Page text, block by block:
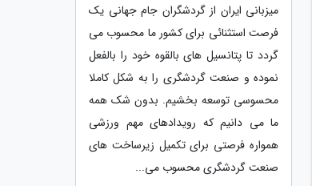
میزبانی ایران از گردشگران جام جهانی یک
فرصت استثنائی برای کشور ما محسوب می
گردد تا پتانسیل های بالقوه خود را بالفعل
نموده و صنعت گردشگری را به شکل کاملا
محسوسی توسعه بخشیم. بدون شک همه
ما می دانیم که رویدادهای مهم ورزشی
همواره فرصتی برای تکمیل زیرساخت های
صنعت گردشگری محسوب می...